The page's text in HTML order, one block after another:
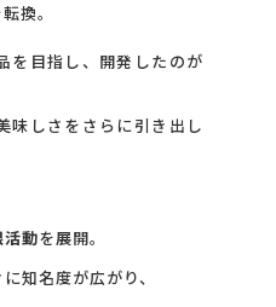
換。
を目指し、開発したのが
味しさをさらに引き出し
動を展開。
知名度が広がり、